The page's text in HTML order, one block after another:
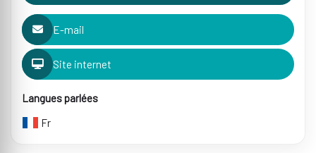
E-mail
Site internet
Langues parlées
Fr